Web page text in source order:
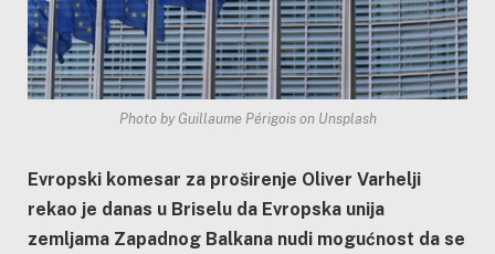
Photo by Guillaume Périgois on Unsplash
Evropski komesar za proširenje Oliver Varhelji
rekao je danas u Briselu da Evropska unija
zemljama Zapadnog Balkana nudi mogućnost da se